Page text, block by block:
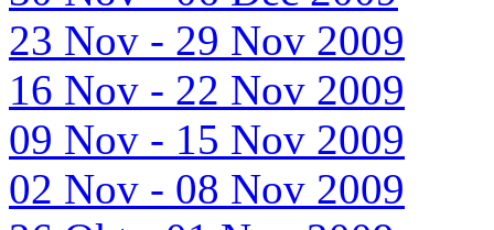
23 Nov - 29 Nov 2009
16 Nov - 22 Nov 2009
09 Nov - 15 Nov 2009
02 Nov - 08 Nov 2009